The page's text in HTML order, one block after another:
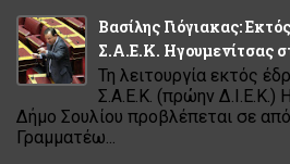
Βασίλης Γιόγιακας:
Σ.Α.Ε.Κ. Ηγουμενίτσας
Τη λειτουργία εκτός
Σ.Α.Ε.Κ. (πρώην Δ.Ι.Ε.Κ.)
Δήμο Σουλίου προβλέπεται σε
Γραμματέω...